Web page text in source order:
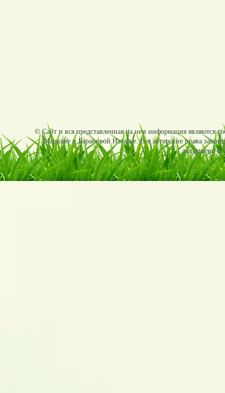
© Сайт и вся представленная на нем информация являются
Мариане и Барановой Наталье. Все авторские права
запрещено и